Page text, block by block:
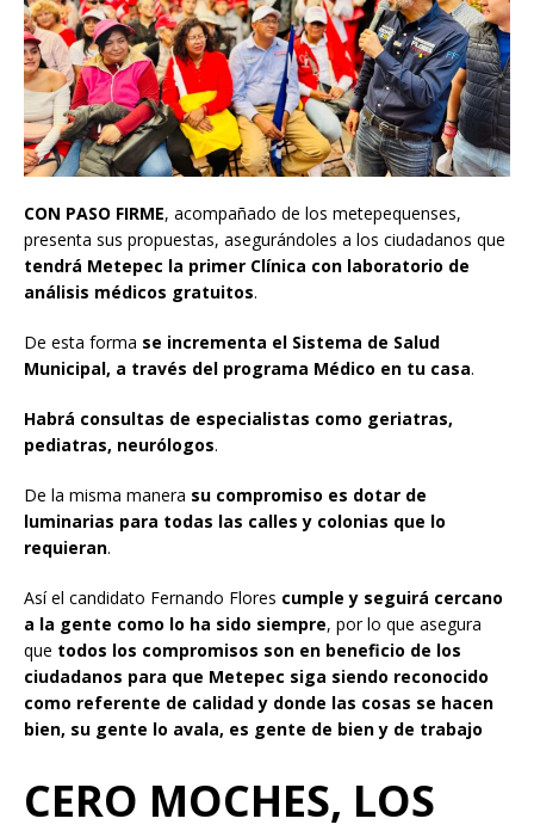
CON PASO FIRME, acompañado de los metepequenses,
presenta sus propuestas, asegurándoles a los ciudadanos que
tendrá Metepec la primer Clínica con laboratorio de
análisis médicos gratuitos.
De esta forma se incrementa el Sistema de Salud
Municipal, a través del programa Médico en tu casa.
Habrá consultas de especialistas como geriatras,
pediatras, neurólogos.
De la misma manera su compromiso es dotar de
luminarias para todas las calles y colonias que lo
requieran.
Así el candidato Fernando Flores cumple y seguirá cercano
a la gente como lo ha sido siempre, por lo que asegura
que todos los compromisos son en beneficio de los
ciudadanos para que Metepec siga siendo reconocido
como referente de calidad y donde las cosas se hacen
bien, su gente lo avala, es gente de bien y de trabajo
CERO MOCHES, LOS